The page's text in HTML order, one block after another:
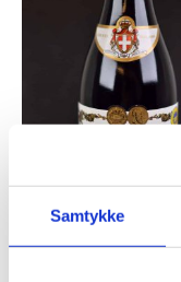
Samtykke
ACETO BALSAMICO
MODENA 8 ÅR GIUSTI